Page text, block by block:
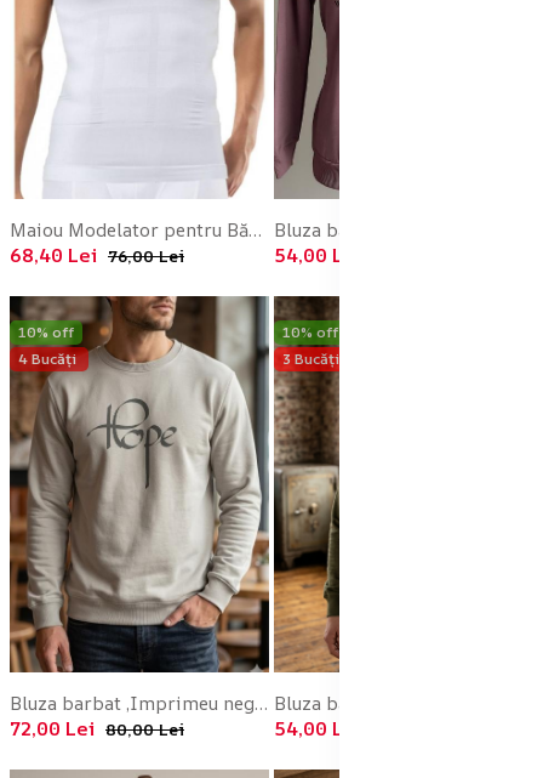
Maiou Modelator pentru Bărbați Slim, Material Respirabil, Culoare Alb,Engros
68,40 Lei 76,00 Lei 54,00 Lei
10% off
4 Bucăți
Bluza barbat ,Imprimeu negru,culoare gri , En-gros
72,00 Lei 80,00 Lei
10% off
3 Bucăți
54,00 Lei